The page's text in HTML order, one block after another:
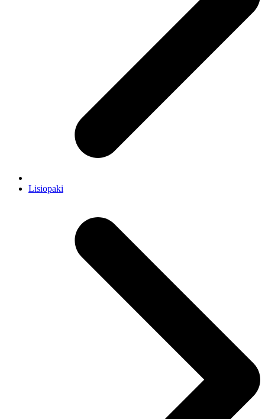
Lisiopaki